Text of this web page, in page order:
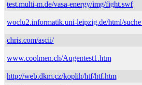
test.multi-m.de/vasa-energy/img/fight.swf
woclu2.informatik.uni-leipzig.de/html/
chris.com/ascii/
www.coolmen.ch/Augentest1.htm
http://web.dkm.cz/koplih/htf/htf.htm